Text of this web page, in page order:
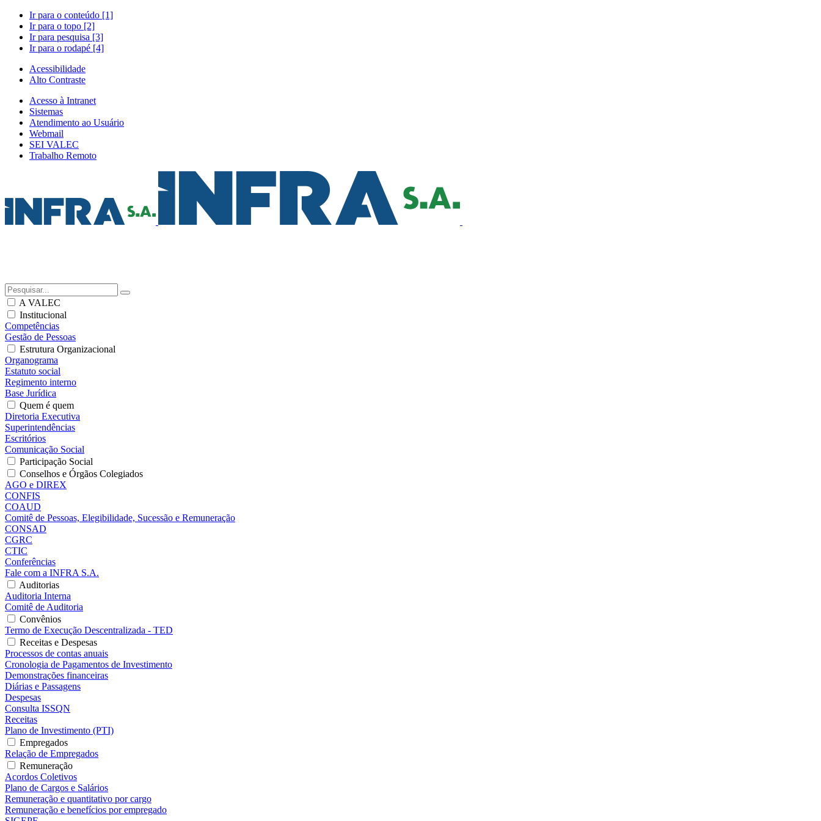
Ir para o conteúdo [1]
Ir para o topo [2]
Ir para pesquisa [3]
Ir para o rodapé [4]
Acessibilidade
Alto Contraste
Acesso à Intranet
Sistemas
Atendimento ao Usuário
Webmail
SEI VALEC
Trabalho Remoto
A VALEC
Institucional
Competências
Gestão de Pessoas
Estrutura Organizacional
Organograma
Estatuto social
Regimento interno
Base Jurídica
Quem é quem
Diretoria Executiva
Superintendências
Escritórios
Comunicação Social
Participação Social
Conselhos e Órgãos Colegiados
AGO e DIREX
CONFIS
COAUD
Comitê de Pessoas, Elegibilidade, Sucessão e Remuneração
CONSAD
CGRC
CTIC
Conferências
Fale com a INFRA S.A.
Auditorias
Auditoria Interna
Comitê de Auditoria
Convênios
Termo de Execução Descentralizada - TED
Receitas e Despesas
Processos de contas anuais
Cronologia de Pagamentos de Investimento
Demonstrações financeiras
Diárias e Passagens
Despesas
Consulta ISSQN
Receitas
Plano de Investimento (PTI)
Empregados
Relação de Empregados
Remuneração
Acordos Coletivos
Plano de Cargos e Salários
Remuneração e quantitativo por cargo
Remuneração e benefícios por empregado